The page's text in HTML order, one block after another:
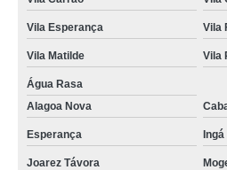
Vila Esperança Vila
Vila Matilde Vila
Água Rasa
Alagoa Nova
Esperança Ingá
Joarez Távora